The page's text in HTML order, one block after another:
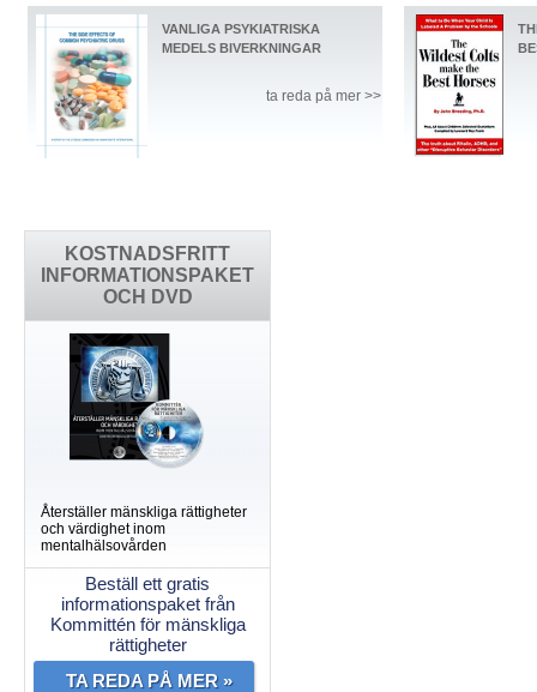
KOSTNADSFRITT
INFORMATIONSPAKET
OCH DVD
Återställer mänskliga rättigheter
och värdighet inom
mentalhälsovården
Beställ ett gratis
informationspaket från
Kommittén för mänskliga
rättigheter
TA REDA PÅ MER »
VANLIGA PSYKIATRISKA
MEDELS BIVERKNINGAR
ta reda på mer >>